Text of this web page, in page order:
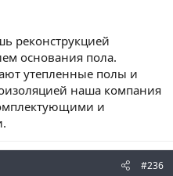
реконструкцией
основания пола.
утепленные полы и
наша компания
и
#236